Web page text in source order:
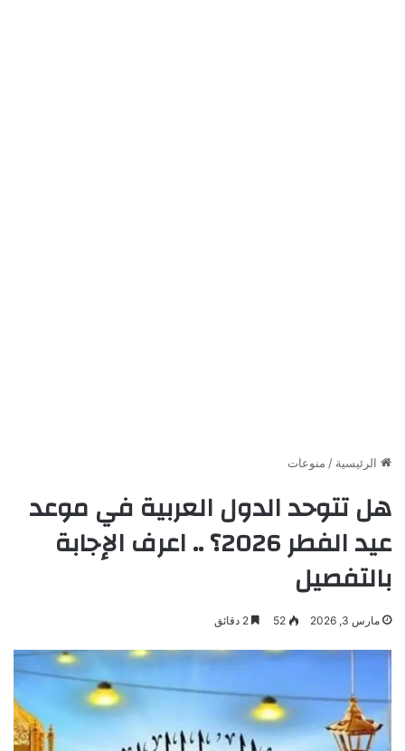
الرئيسية / منوعات
هل تتوحد الدول العربية في موعد
عيد الفطر 2026؟ .. اعرف الإجابة
بالتفصيل
مارس 3, 2026 52